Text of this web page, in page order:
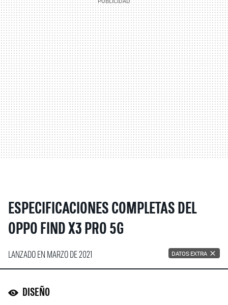
ESPECIFICACIONES COMPLETAS DEL
OPPO FIND X3 PRO 5G
LANZADO EN MARZO DE 2021 DATOS EXTRA
DISEÑO